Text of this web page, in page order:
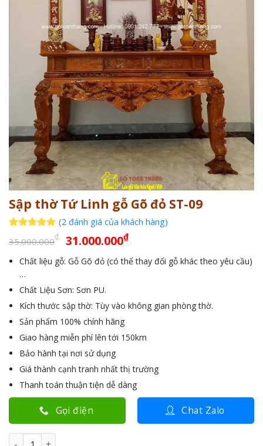
Sập thờ Tứ Linh gỗ Gõ đỏ ST-09
dựa trên
(2 đánh giá của khách hàng)
35.000.000₫ Giá
gốc
là:
31.000.000₫Giá
hiện
tại
Chất liệu gỗ: Gỗ Gõ đỏ (có thể thay đổi gỗ khác theo yêu cầu)
…
Chất Liệu Sơn: Sơn PU.
Kích thước sập thờ: Tùy vào không gian phòng thờ.
Sản phẩm 100% chính hãng
Giao hàng miễn phí lên tới 150km
Bảo hành tại nơi sử dụng
Giá thành cạnh tranh nhất thị trường
Thanh toán thuận tiện dễ dàng
Gọi điện Chat Zalo
Sập thờ Tứ Linh gỗ Gõ đỏ ST-09 số lượng